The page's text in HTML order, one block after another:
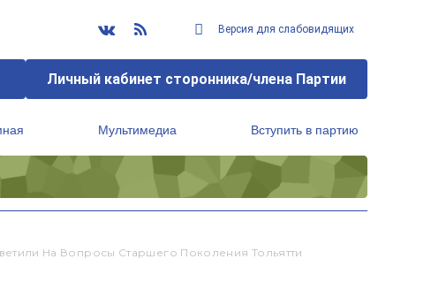
Версия для слабовидящих
Личный кабинет сторонника/члена Партии
Мультимедиа Вступить в партию
На Вопросы Старшего Поколения Тольятти